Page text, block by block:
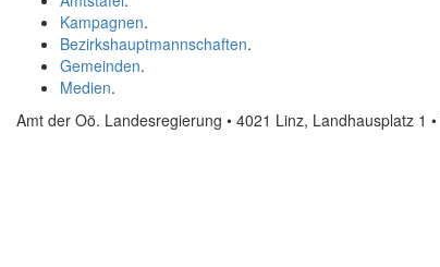
Kampagnen.
Bezirkshauptmannschaften.
Gemeinden.
Medien.
Amt der Oö. Landesregierung • 4021 Linz, Landhausplatz 1